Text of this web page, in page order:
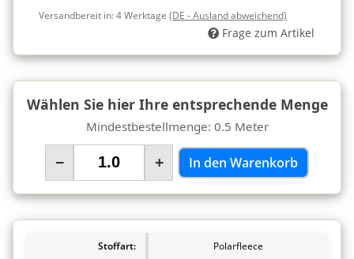
Versandbereit in:4 Werktage (DE - Ausland abweichend)
Frage zum Artikel
Wählen Sie hier Ihre entsprechende Menge
Mindestbestellmenge: 0.5 Meter
− + In den Warenkorb
Stoffart:
Polarfleece